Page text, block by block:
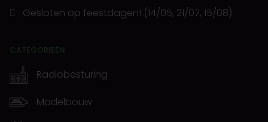
Gesloten op feestdagen! (14/05, 21/07, 15/08)
CATEGORIEËN
Radiobesturing
Modelbouw